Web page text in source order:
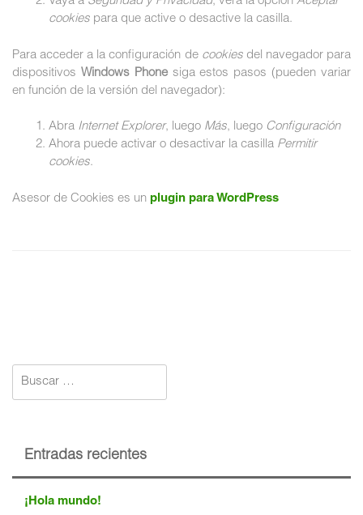
cookies para que active o desactive la casilla.
Para acceder a la configuración de cookiesdel navegador para
dispositivos Windows Phonesiga estos pasos (pueden variar
en función de la versión del navegador):
Abra Internet Explorer, luego Más, luego Configuración
Ahora puede activar o desactivar la casilla Permitir
cookies.
Asesor de Cookies es un plugin para WordPress
Buscar:
Entradas recientes
¡Hola mundo!